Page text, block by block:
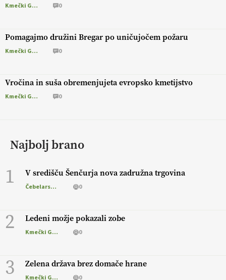
Kmečki Glas 0
Pomagajmo družini Bregar po uničujočem požaru
Kmečki Glas 0
Vročina in suša obremenjujeta evropsko kmetijstvo
Kmečki Glas 0
Najbolj brano
1 V središču Šenčurja nova zadružna trgovina
Čebelarstvo 0
2 Ledeni možje pokazali zobe
Kmečki Glas 0
3 Zelena država brez domače hrane
Kmečki Glas 0